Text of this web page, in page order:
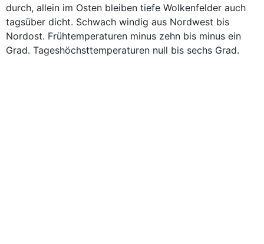
durch, allein im Osten bleiben tiefe Wolkenfelder auch
tagsüber dicht. Schwach windig aus Nordwest bis
Nordost. Frühtemperaturen minus zehn bis minus ein
Grad. Tageshöchsttemperaturen null bis sechs Grad.